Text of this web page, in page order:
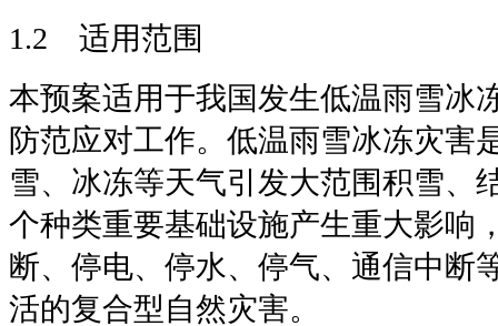
1.2 适用范围
本预案适用于我国发生低温雨雪冰
防范应对工作。低温雨雪冰冻灾害
雪、冰冻等天气引发大范围积雪、
个种类重要基础设施产生重大影响
断、停电、停水、停气、通信中断
活的复合型自然灾害。